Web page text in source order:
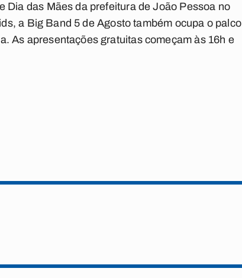
Dia das Mães da prefeitura de João Pessoa no
a Big Band 5 de Agosto também ocupa o palco
As apresentações gratuitas começam às 16h e